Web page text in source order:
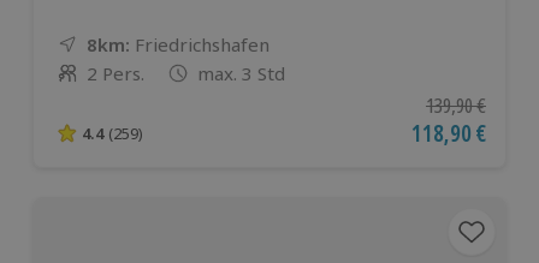
8km: Entfernung
Standort
Friedrichshafen
Anzahl der Teilnehmer
2 Pers. max. 3 Std
4.4 von 5 Sternen basierend auf 259 Bewertungen
4.4 (259)
Ursprünglicher
139,90 €
Aktueller Preis
118,90 €